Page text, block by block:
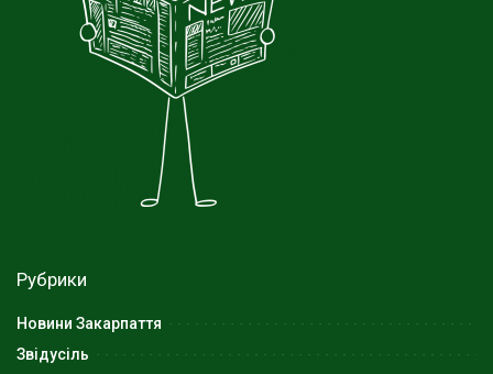
Рубрики
Новини Закарпаття
Звідусіль